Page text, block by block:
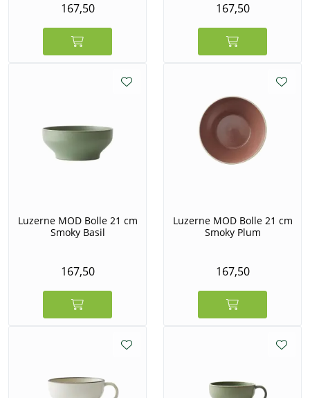
167,50 167,50
Luzerne MOD Bolle 21 cm
Smoky Basil
167,50
Luzerne MOD Bolle 21 cm
Smoky Plum
167,50